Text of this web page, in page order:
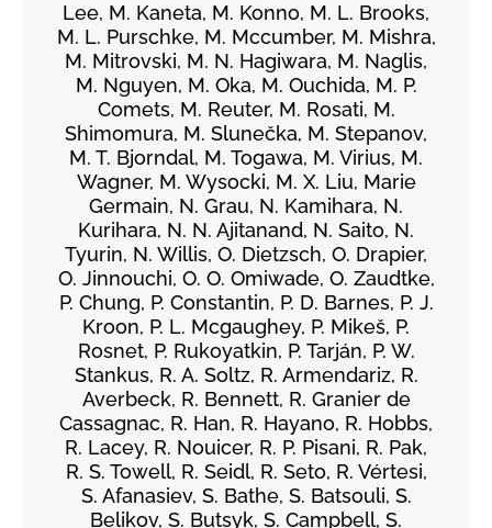
Lee, M. Kaneta, M. Konno, M. L. Brooks,
M. L. Purschke, M. Mccumber, M. Mishra,
M. Mitrovski, M. N. Hagiwara, M. Naglis,
M. Nguyen, M. Oka, M. Ouchida, M. P.
Comets, M. Reuter, M. Rosati, M.
Shimomura, M. Slunečka, M. Stepanov,
M. T. Bjorndal, M. Togawa, M. Virius, M.
Wagner, M. Wysocki, M. X. Liu, Marie
Germain, N. Grau, N. Kamihara, N.
Kurihara, N. N. Ajitanand, N. Saito, N.
Tyurin, N. Willis, O. Dietzsch, O. Drapier,
O. Jinnouchi, O. O. Omiwade, O. Zaudtke,
P. Chung, P. Constantin, P. D. Barnes, P. J.
Kroon, P. L. Mcgaughey, P. Mikeš, P.
Rosnet, P. Rukoyatkin, P. Tarján, P. W.
Stankus, R. A. Soltz, R. Armendariz, R.
Averbeck, R. Bennett, R. Granier de
Cassagnac, R. Han, R. Hayano, R. Hobbs,
R. Lacey, R. Nouicer, R. P. Pisani, R. Pak,
R. S. Towell, R. Seidl, R. Seto, R. Vértesi,
S. Afanasiev, S. Bathe, S. Batsouli, S.
Belikov, S. Butsyk, S. Campbell, S.